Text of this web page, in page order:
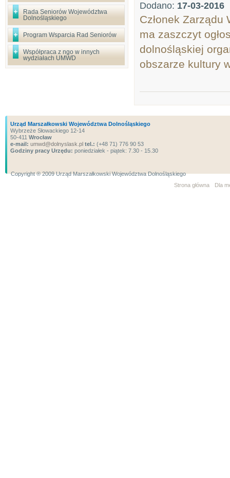
Rada Seniorów Województwa
Dolnośląskiego
Program Wsparcia Rad Seniorów
Współpraca z ngo w innych
wydziałach UMWD
Dodano: 17-03-2016
Członek
ma zaszczyt
dolnośląskiej
obszarze kultury
Urząd Marszałkowski Województwa Dolnośląskiego
Wybrzeże Słowackiego 12-14
50-411 Wrocław
e-mail: umwd@dolnyslask.pl tel.: (+48 71) 776 90 53
Godziny pracy Urzędu: poniedziałek - piątek: 7.30 - 15.30
Copyright ® 2009 Urząd Marszałkowski Województwa Dolnośląskiego
Strona główna
Dla